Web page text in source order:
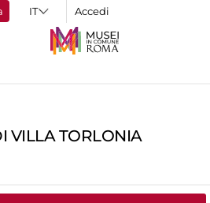
Accedi
VILLA TORLONIA